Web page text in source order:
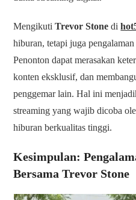
MengikutiTrevor Stone di
hiburan, tetapi juga
Penonton dapat merasakan
konten eksklusif, dan
penggemar lain. Hal ini
streaming yang wajib dicoba
hiburan berkualitas tinggi.
Kesimpulan:
Bersama Trevor Stone